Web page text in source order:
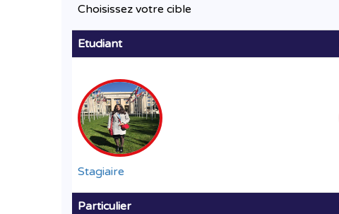
Choisissez votre cible
Etudiant
Stagiaire
Particulier